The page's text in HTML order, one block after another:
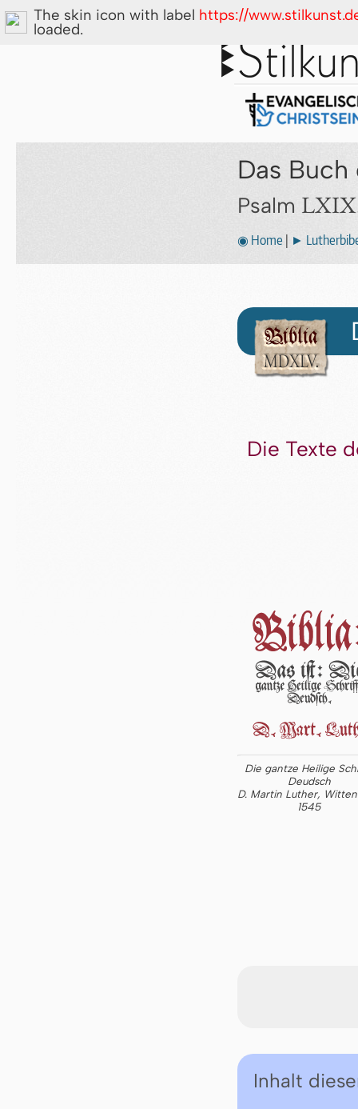
Das Buch
Psalm
◉ Home ►
Die Texte
Die gantze Heilige
Deudsch
D. Martin Luther,
1545
Inhalt
The skin icon with label https://
loaded.